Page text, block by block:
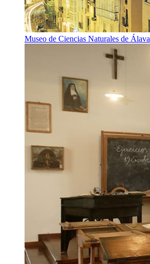
Museo de Ciencias Naturales de Álava